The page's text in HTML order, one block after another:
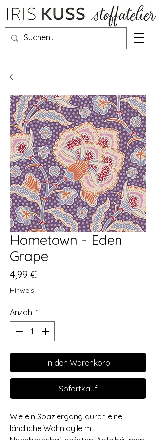
Hometown - Eden
Grape
4,99 €Preis
Hinweis
Anzahl *
In den Warenkorb
Sofortkauf
Wie ein Spaziergang durch eine
ländliche Wohnidylle mit